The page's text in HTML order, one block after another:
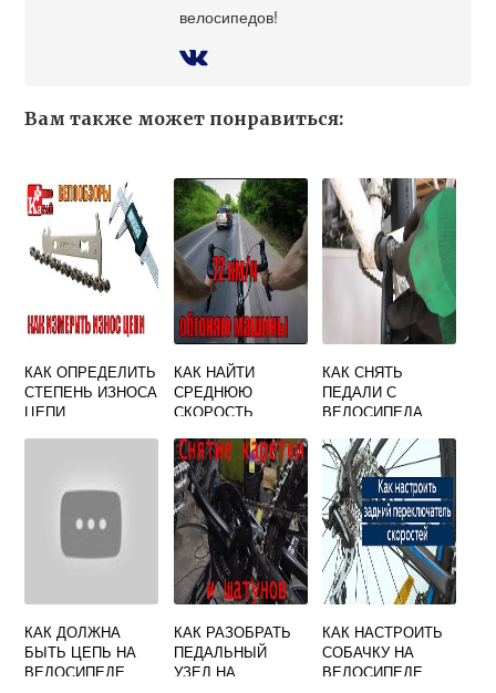
велосипедов!
Вам также может понравиться:
КАК ОПРЕДЕЛИТЬ
СТЕПЕНЬ ИЗНОСА
ЦЕПИ
КАК НАЙТИ
СРЕДНЮЮ
СКОРОСТЬ
КАК СНЯТЬ
ПЕДАЛИ С
ВЕЛОСИПЕДА
КАК ДОЛЖНА
БЫТЬ ЦЕПЬ НА
ВЕЛОСИПЕДЕ
КАК РАЗОБРАТЬ
ПЕДАЛЬНЫЙ
УЗЕЛ НА
КАК НАСТРОИТЬ
СОБАЧКУ НА
ВЕЛОСИПЕДЕ